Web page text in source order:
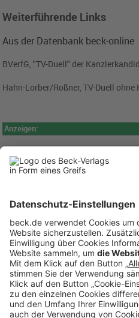
Weiterführende Links
Aus der Datenbank beck-online
BVerfG, "TV-Duell" der
Hahn-Lorber/Roßner, TV-Duell ohne
Anzeigen: